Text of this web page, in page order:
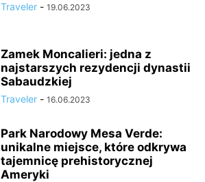
Traveler - 19.06.2023
Zamek Moncalieri: jedna z
najstarszych rezydencji dynastii
Sabaudzkiej
Traveler - 16.06.2023
Park Narodowy Mesa Verde:
unikalne miejsce, które odkrywa
tajemnicę prehistorycznej
Ameryki